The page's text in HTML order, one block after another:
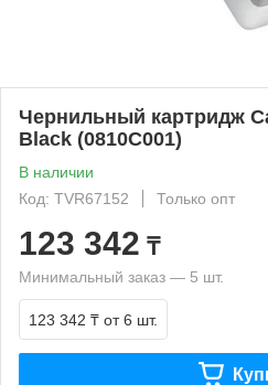
Чернильный картридж
Black (0810C001)
В наличии
Код: TVR67152
Только опт
123 342 ₸
Минимальный заказ — 5 шт.
123 342 ₸ от 6 шт.